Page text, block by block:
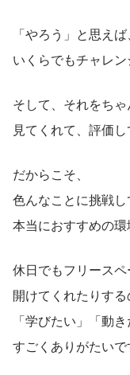
「やろう」と思えば、
いくらでもチャレン
そして、それをちゃ
見てくれて、評価し
だからこそ、
色んなことに挑戦
本当におすすめの環
休日でもフリース
開けてくれたりする
「学びたい」「動
すごくありがたいで